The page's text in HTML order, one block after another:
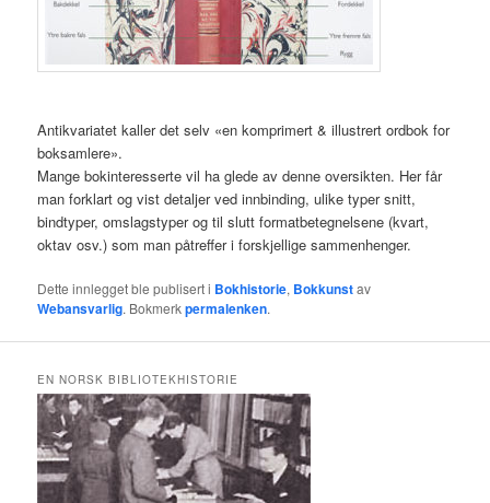
Antikvariatet kaller det selv «en komprimert & illustrert ordbok for
boksamlere».
Mange bokinteresserte vil ha glede av denne oversikten. Her får
man forklart og vist detaljer ved innbinding, ulike typer snitt,
bindtyper, omslagstyper og til slutt formatbetegnelsene (kvart,
oktav osv.) som man påtreffer i forskjellige sammenhenger.
Dette innlegget ble publisert i Bokhistorie, Bokkunstav
Webansvarlig. Bokmerkpermalenken.
EN NORSK BIBLIOTEKHISTORIE